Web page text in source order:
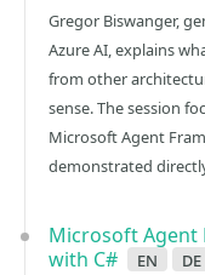
Gregor Biswanger,
Azure AI, explains
from other
sense. The session
Microsoft Agent
demonstrated
Microsoft Agent
with C#
en de